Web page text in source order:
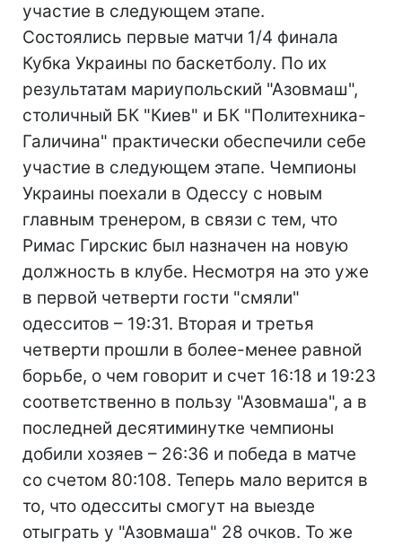
участие в следующем этапе.
Состоялись первые матчи 1/4 финала
Кубка Украины по баскетболу. По их
результатам мариупольский "Азовмаш",
столичный БК "Киев" и БК "Политехника-
Галичина" практически обеспечили себе
участие в следующем этапе. Чемпионы
Украины поехали в Одессу с новым
главным тренером, в связи с тем, что
Римас Гирскис был назначен на новую
должность в клубе. Несмотря на это уже
в первой четверти гости "смяли"
одесситов – 19:31. Вторая и третья
четверти прошли в более-менее равной
борьбе, о чем говорит и счет 16:18 и 19:23
соответственно в пользу "Азовмаша", а в
последней десятиминутке чемпионы
добили хозяев – 26:36 и победа в матче
со счетом 80:108. Теперь мало верится в
то, что одесситы смогут на выезде
отыграть у "Азовмаша" 28 очков. То же